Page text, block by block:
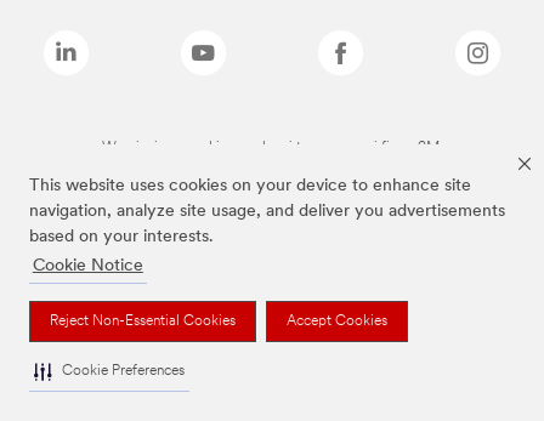
This website uses cookies on your device to enhance site
navigation, analyze site usage, and deliver you advertisements
based on your interests.
Cookie Notice
Reject Non-Essential Cookies Accept Cookies
Cookie Preferences
Wymienione marki są znakami towarowymi firmy 3M.